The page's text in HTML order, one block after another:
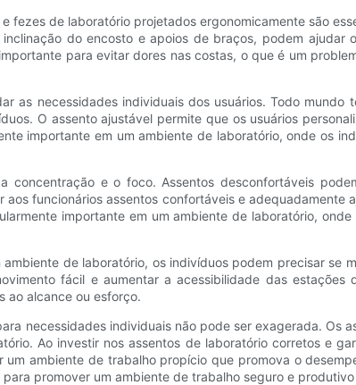
fezes de laboratório projetados ergonomicamente são
do encosto e apoios de braços, podem ajudar
para evitar dores nas costas, o que é um
as necessidades individuais dos usuários. Todo
O assento ajustável permite que os usuários
importante em um ambiente de laboratório, onde os
concentração e o foco. Assentos desconfortáveis
funcionários assentos confortáveis ​​e adequadamente
importante em um ambiente de laboratório,
de laboratório, os indivíduos podem precisar se
fácil e aumentar a acessibilidade das
ao alcance ou esforço.
necessidades individuais não pode ser exagerada. Os
Ao investir nos assentos de laboratório corretos e
ambiente de trabalho propício que promova o
promover um ambiente de trabalho seguro e